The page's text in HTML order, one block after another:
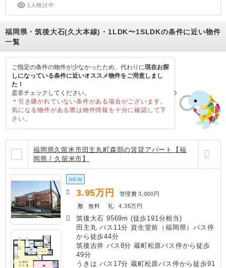
1人検討中
福岡県・筑後大石(久大本線)・1LDK〜1SLDKの条件に近い物件
一覧
ご指定の条件の物件が少なかったため、代わりに現在お探
しになっている条件に近いオススメ物件をご用意しまし
た！
是非チェックしてください。
＊引き継がれていない条件がある場合がございます。
気になる物件がある際は物件情報を十分に確認して下
さい。
福岡県久留米市田主丸町森部の賃貸アパート【福
岡県 / 久留米市】
NEW
3.95万円 管理費 3,000円
敷
無料 礼 4.35万円
筑後大石 9569m (徒歩191分相当)
田主丸 バス11分 資生堂前（福岡県）バス停
から徒歩44分
筑後吉井 バス8分 蔵町松原バス停から徒歩
49分
うきは バス17分 蔵町松原バス停から徒歩91